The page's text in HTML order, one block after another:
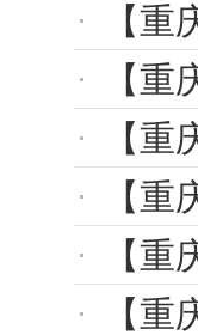
【
【
【重
【
【
【重庆